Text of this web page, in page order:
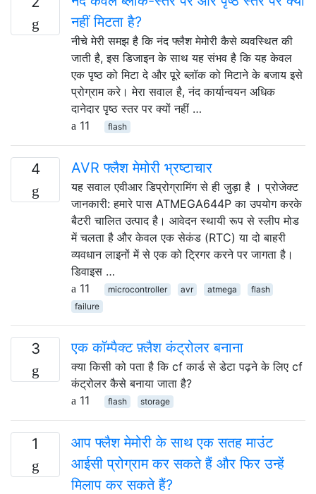
नहीं मिटता है?
नीचे मेरी समझ है कि नंद फ्लैश मेमोरी कैसे व्यवस्थित की
जाती है, इस डिजाइन के साथ यह संभव है कि यह केवल
एक पृष्ठ को मिटा दे और पूरे ब्लॉक को मिटाने के बजाय इसे
प्रोग्राम करे। मेरा सवाल है, नंद कार्यान्वयन अधिक
दानेदार पृष्ठ स्तर पर क्यों नहीं …
11
flash
4 AVR फ्लैश मेमोरी भ्रष्टाचार
यह सवाल एवीआर डिप्रोग्रामिंग से ही जुड़ा है । प्रोजेक्ट
जानकारी: हमारे पास ATMEGA644P का उपयोग करके
बैटरी चालित उत्पाद है। आवेदन स्थायी रूप से स्लीप मोड
में चलता है और केवल एक सेकंड (RTC) या दो बाहरी
व्यवधान लाइनों में से एक को ट्रिगर करने पर जागता है।
डिवाइस …
11
microcontroller avr atmega
flash
failure
3 एक कॉम्पैक्ट फ़्लैश कंट्रोलर बनाना
क्या किसी को पता है कि cf कार्ड से डेटा पढ़ने के लिए cf
कंट्रोलर कैसे बनाया जाता है?
11
flash storage
1
आप फ्लैश मेमोरी के साथ एक सतह माउंट
आईसी प्रोग्राम कर सकते हैं और फिर उन्हें
मिलाप कर सकते हैं?